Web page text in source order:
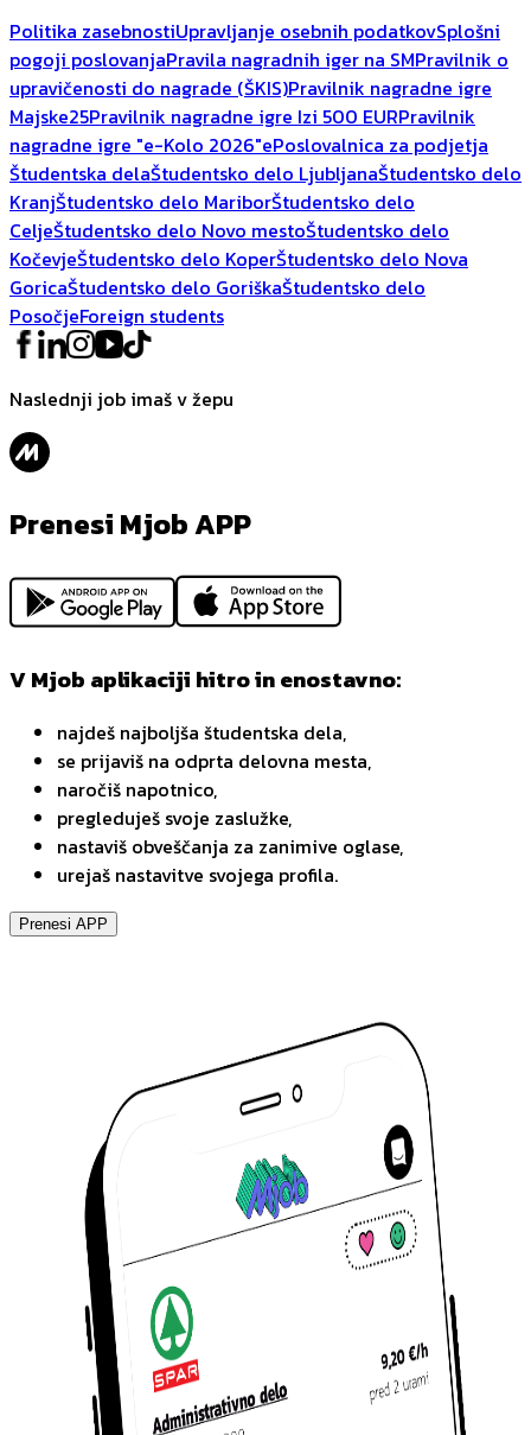
Politika zasebnostiUpravljanje osebnih podatkovSplošni
pogoji poslovanjaPravila nagradnih iger na SMPravilnik o
upravičenosti do nagrade (ŠKIS)Pravilnik nagradne igre
Majske25Pravilnik nagradne igre Izi 500 EURPravilnik
nagradne igre "e-Kolo 2026"ePoslovalnica za podjetja
Študentska delaŠtudentsko delo LjubljanaŠtudentsko delo
KranjŠtudentsko delo MariborŠtudentsko delo
CeljeŠtudentsko delo Novo mestoŠtudentsko delo
KočevjeŠtudentsko delo KoperŠtudentsko delo Nova
GoricaŠtudentsko delo GoriškaŠtudentsko delo
PosočjeForeign students
Naslednji job imaš v žepu
Prenesi Mjob APP
V Mjob aplikaciji hitro in enostavno:
najdeš najboljša študentska dela,
se prijaviš na odprta delovna mesta,
naročiš napotnico,
pregleduješ svoje zaslužke,
nastaviš obveščanja za zanimive oglase,
urejaš nastavitve svojega profila.
Prenesi APP